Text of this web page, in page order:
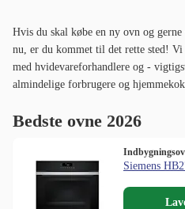
Hvis du skal købe en ny ovn og
nu, er du kommet til det rette sted!
med hvidevareforhandlere og -
almindelige forbrugere og
Bedste ovne 2026
Siemens